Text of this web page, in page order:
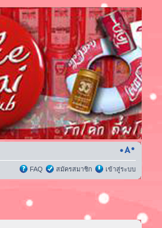
FAQ สมัครสมาชิก เข้าสู่ระบบ